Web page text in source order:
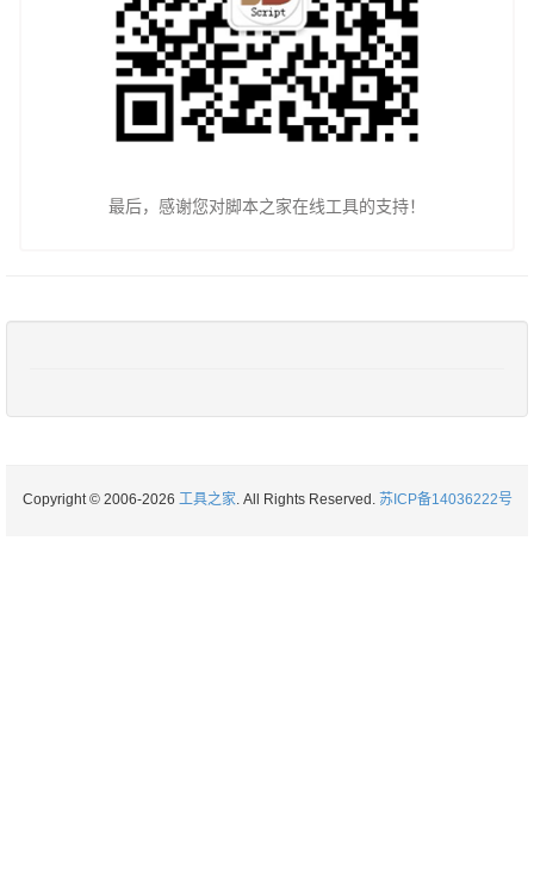
最后，感谢您对脚本之家在线工具的支持！
Copyright © 2006-2026 工具之家. All Rights Reserved. 苏ICP备14036222号